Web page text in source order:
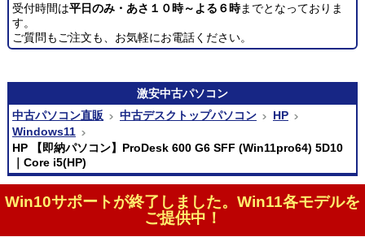
受付時間は平日のみ・あさ１０時～よる６時までとなっておりま
す。
ご質問もご注文も、お気軽にお電話ください。
激安中古パソコン
中古パソコン直販
中古デスクトップパソコン
HP
Windows11
HP 【即納パソコン】ProDesk 600 G6 SFF (Win11pro64) 5D10
｜Core i5(HP)
Win10サポートが終了しました。Win11各モデルを
ご提供中！